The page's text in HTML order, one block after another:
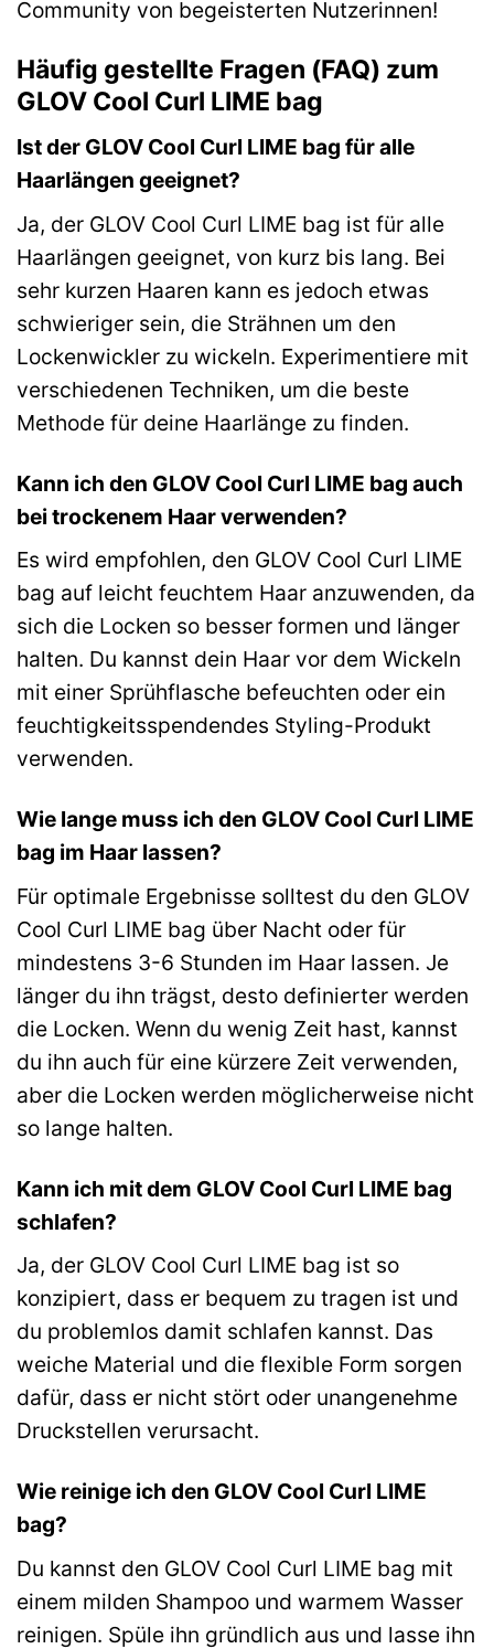
Community von begeisterten Nutzerinnen!
Häufig gestellte Fragen (FAQ) zum
GLOV Cool Curl LIME bag
Ist der GLOV Cool Curl LIME bag für alle
Haarlängen geeignet?
Ja, der GLOV Cool Curl LIME bag ist für alle
Haarlängen geeignet, von kurz bis lang. Bei
sehr kurzen Haaren kann es jedoch etwas
schwieriger sein, die Strähnen um den
Lockenwickler zu wickeln. Experimentiere mit
verschiedenen Techniken, um die beste
Methode für deine Haarlänge zu finden.
Kann ich den GLOV Cool Curl LIME bag auch
bei trockenem Haar verwenden?
Es wird empfohlen, den GLOV Cool Curl LIME
bag auf leicht feuchtem Haar anzuwenden, da
sich die Locken so besser formen und länger
halten. Du kannst dein Haar vor dem Wickeln
mit einer Sprühflasche befeuchten oder ein
feuchtigkeitsspendendes Styling-Produkt
verwenden.
Wie lange muss ich den GLOV Cool Curl LIME
bag im Haar lassen?
Für optimale Ergebnisse solltest du den GLOV
Cool Curl LIME bag über Nacht oder für
mindestens 3-6 Stunden im Haar lassen. Je
länger du ihn trägst, desto definierter werden
die Locken. Wenn du wenig Zeit hast, kannst
du ihn auch für eine kürzere Zeit verwenden,
aber die Locken werden möglicherweise nicht
so lange halten.
Kann ich mit dem GLOV Cool Curl LIME bag
schlafen?
Ja, der GLOV Cool Curl LIME bag ist so
konzipiert, dass er bequem zu tragen ist und
du problemlos damit schlafen kannst. Das
weiche Material und die flexible Form sorgen
dafür, dass er nicht stört oder unangenehme
Druckstellen verursacht.
Wie reinige ich den GLOV Cool Curl LIME
bag?
Du kannst den GLOV Cool Curl LIME bag mit
einem milden Shampoo und warmem Wasser
reinigen. Spüle ihn gründlich aus und lasse ihn